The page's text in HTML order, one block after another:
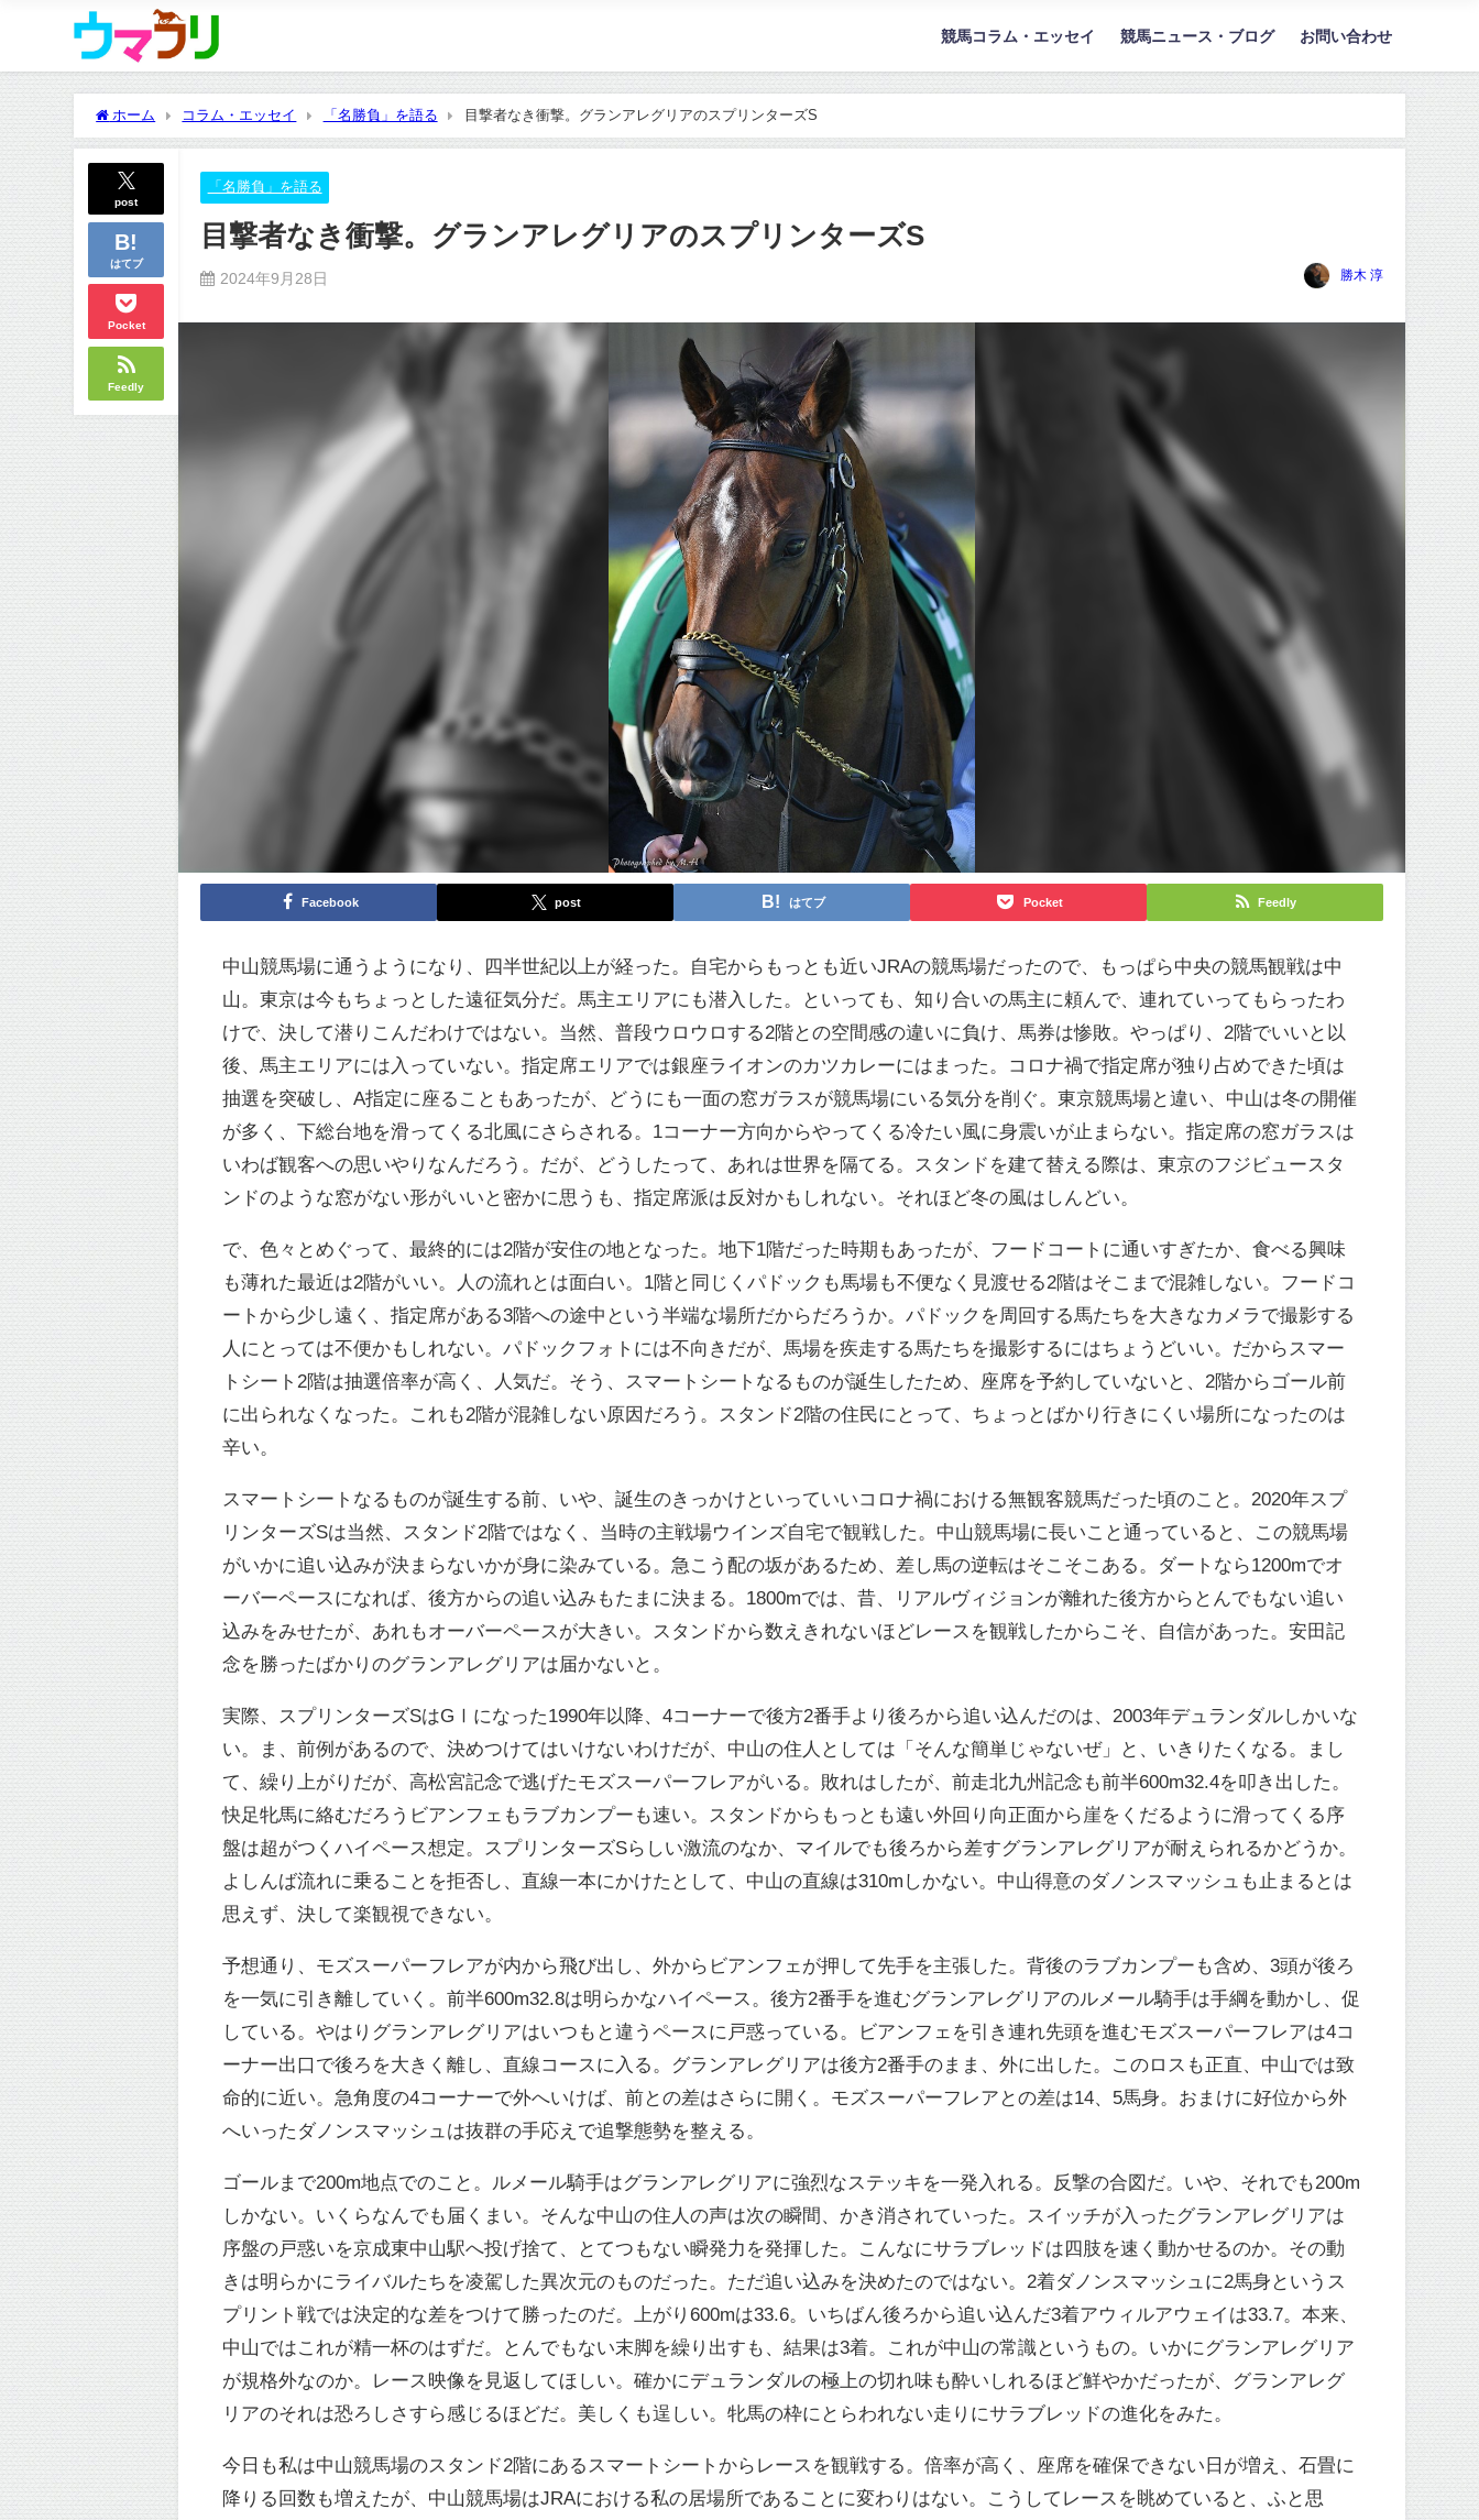
競馬コラム・エッセイ 競馬ニュース・ブログ お問い合わせ
ホーム コラム・エッセイ 「名勝負」を語る 目撃者なき衝撃。グランアレグリアのスプリンターズS
post
はてブ
Pocket
Feedly
「名勝負」を語る
目撃者なき衝撃。グランアレグリアのスプリンターズS
2024年9月28日 勝木 淳
Facebook post はてブ Pocket Feedly
中山競馬場に通うようになり、四半世紀以上が経った。自宅からもっとも近いJRAの競馬場だったので、もっぱら中央の競馬観戦は中
山。東京は今もちょっとした遠征気分だ。馬主エリアにも潜入した。といっても、知り合いの馬主に頼んで、連れていってもらったわ
けで、決して潜りこんだわけではない。当然、普段ウロウロする2階との空間感の違いに負け、馬券は惨敗。やっぱり、2階でいいと以
後、馬主エリアには入っていない。指定席エリアでは銀座ライオンのカツカレーにはまった。コロナ禍で指定席が独り占めできた頃は
抽選を突破し、A指定に座ることもあったが、どうにも一面の窓ガラスが競馬場にいる気分を削ぐ。東京競馬場と違い、中山は冬の開催
が多く、下総台地を滑ってくる北風にさらされる。1コーナー方向からやってくる冷たい風に身震いが止まらない。指定席の窓ガラスは
いわば観客への思いやりなんだろう。だが、どうしたって、あれは世界を隔てる。スタンドを建て替える際は、東京のフジビュースタ
ンドのような窓がない形がいいと密かに思うも、指定席派は反対かもしれない。それほど冬の風はしんどい。
で、色々とめぐって、最終的には2階が安住の地となった。地下1階だった時期もあったが、フードコートに通いすぎたか、食べる興味
も薄れた最近は2階がいい。人の流れとは面白い。1階と同じくパドックも馬場も不便なく見渡せる2階はそこまで混雑しない。フードコ
ートから少し遠く、指定席がある3階への途中という半端な場所だからだろうか。パドックを周回する馬たちを大きなカメラで撮影する
人にとっては不便かもしれない。パドックフォトには不向きだが、馬場を疾走する馬たちを撮影するにはちょうどいい。だからスマー
トシート2階は抽選倍率が高く、人気だ。そう、スマートシートなるものが誕生したため、座席を予約していないと、2階からゴール前
に出られなくなった。これも2階が混雑しない原因だろう。スタンド2階の住民にとって、ちょっとばかり行きにくい場所になったのは
辛い。
スマートシートなるものが誕生する前、いや、誕生のきっかけといっていいコロナ禍における無観客競馬だった頃のこと。2020年スプ
リンターズSは当然、スタンド2階ではなく、当時の主戦場ウインズ自宅で観戦した。中山競馬場に長いこと通っていると、この競馬場
がいかに追い込みが決まらないかが身に染みている。急こう配の坂があるため、差し馬の逆転はそこそこある。ダートなら1200mでオ
ーバーペースになれば、後方からの追い込みもたまに決まる。1800mでは、昔、リアルヴィジョンが離れた後方からとんでもない追い
込みをみせたが、あれもオーバーペースが大きい。スタンドから数えきれないほどレースを観戦したからこそ、自信があった。安田記
念を勝ったばかりのグランアレグリアは届かないと。
実際、スプリンターズSはGⅠになった1990年以降、4コーナーで後方2番手より後ろから追い込んだのは、2003年デュランダルしかいな
い。ま、前例があるので、決めつけてはいけないわけだが、中山の住人としては「そんな簡単じゃないぜ」と、いきりたくなる。まし
て、繰り上がりだが、高松宮記念で逃げたモズスーパーフレアがいる。敗れはしたが、前走北九州記念も前半600m32.4を叩き出した。
快足牝馬に絡むだろうビアンフェもラブカンプーも速い。スタンドからもっとも遠い外回り向正面から崖をくだるように滑ってくる序
盤は超がつくハイペース想定。スプリンターズSらしい激流のなか、マイルでも後ろから差すグランアレグリアが耐えられるかどうか。
よしんば流れに乗ることを拒否し、直線一本にかけたとして、中山の直線は310mしかない。中山得意のダノンスマッシュも止まるとは
思えず、決して楽観視できない。
予想通り、モズスーパーフレアが内から飛び出し、外からビアンフェが押して先手を主張した。背後のラブカンプーも含め、3頭が後ろ
を一気に引き離していく。前半600m32.8は明らかなハイペース。後方2番手を進むグランアレグリアのルメール騎手は手綱を動かし、促
している。やはりグランアレグリアはいつもと違うペースに戸惑っている。ビアンフェを引き連れ先頭を進むモズスーパーフレアは4コ
ーナー出口で後ろを大きく離し、直線コースに入る。グランアレグリアは後方2番手のまま、外に出した。このロスも正直、中山では致
命的に近い。急角度の4コーナーで外へいけば、前との差はさらに開く。モズスーパーフレアとの差は14、5馬身。おまけに好位から外
へいったダノンスマッシュは抜群の手応えで追撃態勢を整える。
ゴールまで200m地点でのこと。ルメール騎手はグランアレグリアに強烈なステッキを一発入れる。反撃の合図だ。いや、それでも200m
しかない。いくらなんでも届くまい。そんな中山の住人の声は次の瞬間、かき消されていった。スイッチが入ったグランアレグリアは
序盤の戸惑いを京成東中山駅へ投げ捨て、とてつもない瞬発力を発揮した。こんなにサラブレッドは四肢を速く動かせるのか。その動
きは明らかにライバルたちを凌駕した異次元のものだった。ただ追い込みを決めたのではない。2着ダノンスマッシュに2馬身というス
プリント戦では決定的な差をつけて勝ったのだ。上がり600mは33.6。いちばん後ろから追い込んだ3着アウィルアウェイは33.7。本来、
中山ではこれが精一杯のはずだ。とんでもない末脚を繰り出すも、結果は3着。これが中山の常識というもの。いかにグランアレグリア
が規格外なのか。レース映像を見返してほしい。確かにデュランダルの極上の切れ味も酔いしれるほど鮮やかだったが、グランアレグ
リアのそれは恐ろしさすら感じるほどだ。美しくも逞しい。牝馬の枠にとらわれない走りにサラブレッドの進化をみた。
今日も私は中山競馬場のスタンド2階にあるスマートシートからレースを観戦する。倍率が高く、座席を確保できない日が増え、石畳に
降りる回数も増えたが、中山競馬場はJRAにおける私の居場所であることに変わりはない。こうしてレースを眺めていると、ふと思